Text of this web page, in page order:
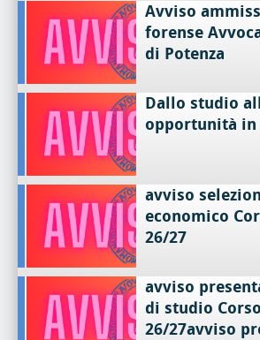
Avviso
forense
di Potenza
Dallo studio
opportunità in
avviso
economico
26/27
avviso
di studio
26/27avviso